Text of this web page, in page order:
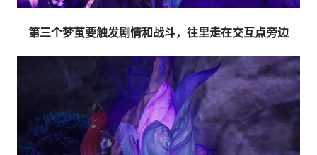
第三个梦茧要触发剧情和战斗，往里走在交互点旁边